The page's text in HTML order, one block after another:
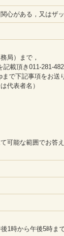
心がある，又はザ
局）まで，
載頂き011-281-
で下記事項をお送
代表者名）
可能な範囲でお答
1時から午後5時ま